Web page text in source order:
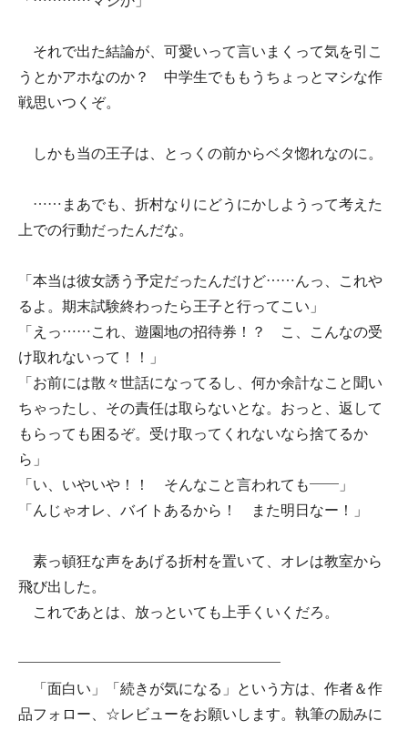
それで出た結論が、可愛いって言いまくって気を引こ
うとかアホなのか？ 中学生でももうちょっとマシな作
戦思いつくぞ。
しかも当の王子は、とっくの前からベタ惚れなのに。
……まあでも、折村なりにどうにかしようって考えた
上での行動だったんだな。
「本当は彼女誘う予定だったんだけど……んっ、これや
るよ。期末試験終わったら王子と行ってこい」
「えっ……これ、遊園地の招待券！？ こ、こんなの受
け取れないって！！」
「お前には散々世話になってるし、何か余計なこと聞い
ちゃったし、その責任は取らないとな。おっと、返して
もらっても困るぞ。受け取ってくれないなら捨てるか
ら」
「い、いやいや！！ そんなこと言われても――」
「んじゃオレ、バイトあるから！ また明日なー！」
素っ頓狂な声をあげる折村を置いて、オレは教室から
飛び出した。
これであとは、放っといても上手くいくだろ。
――――――――――――――――――
「面白い」「続きが気になる」という方は、作者＆作
品フォロー、☆レビューをお願いします。執筆の励みに